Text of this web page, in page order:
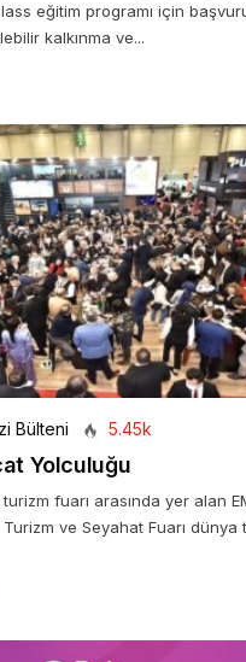
eğitim programı için
kalkınma ve...
Bülteni 5.45k
Yolculuğu
fuarı arasında yer alan
ve Seyahat Fuarı dünya